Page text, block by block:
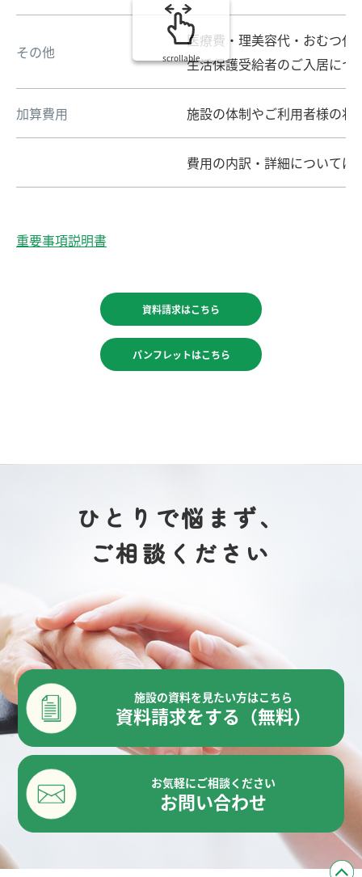
その他
医療費・理美容代・おむつ代
生活保護受給者のご入居につ
加算費用 施設の体制やご利用者様の状
費用の内訳・詳細について
scrollable
重要事項説明書
資料請求はこちら
パンフレットはこちら
ひとりで悩まず、
ご相談ください
施設の資料を見たい方はこちら
資料請求をする（無料）
お気軽にご相談ください
お問い合わせ